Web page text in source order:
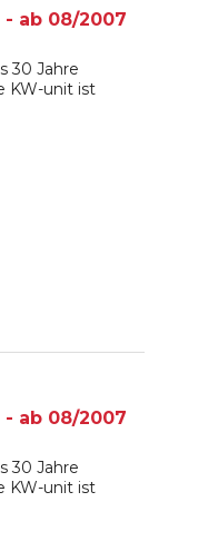
- ab 08/2007
30 Jahre
KW-unit ist
- ab 08/2007
30 Jahre
KW-unit ist